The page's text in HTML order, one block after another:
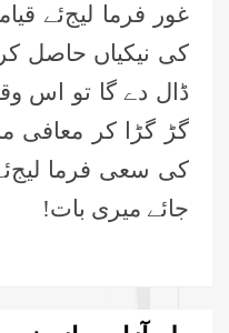
غور فرما لیجئے
کی نیکیاں حاصل
ڈال دے گا تو اس
گڑ گڑا کر
کی سعی فرما لیج
جائے میری بات!